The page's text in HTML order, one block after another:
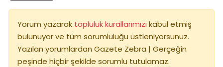
Yorum yazarak topluluk kurallarımızı kabul etmiş
bulunuyor ve tüm sorumluluğu üstleniyorsunuz.
Yazılan yorumlardan Gazete Zebra | Gerçeğin
peşinde hiçbir şekilde sorumlu tutulamaz.